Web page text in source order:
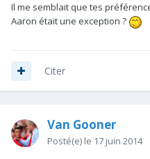
Il me semblait que tes
Aaron était une exception ?
Citer
Van Gooner
Posté(e) le 17 juin 2014